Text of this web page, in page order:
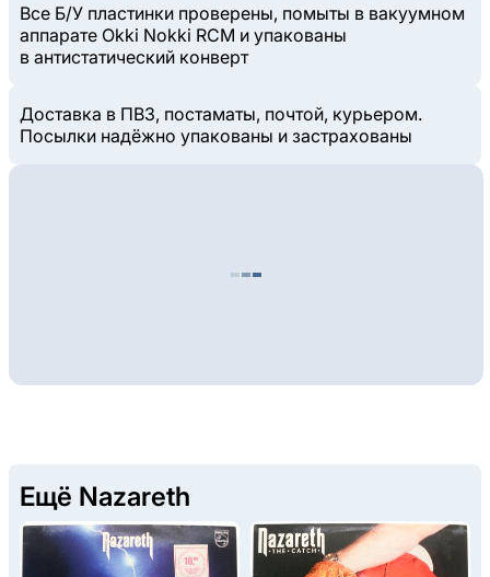
Все Б/У пластинки проверены, помыты в вакуумном
аппарате Okki Nokki RCM и упакованы
в антистатический конверт
Доставка в ПВЗ, постаматы, почтой, курьером.
Посылки надёжно упакованы и застрахованы
Ещё Nazareth